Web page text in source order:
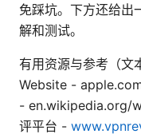
免踩坑。下方还给出
解和测试。
有用资源与参考（文
Website -
- en.wikipedia.org/
评平台 -